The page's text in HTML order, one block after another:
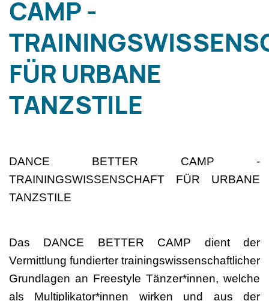
CAMP -
FÜR URBANE
TANZSTILE
DANCE BETTER CAMP -
TRAININGSWISSENSCHAFT FÜR URBANE
TANZSTILE
Das DANCE BETTER CAMP dient der
Vermittlung fundierter trainingswissenschaftlicher
Grundlagen an Freestyle Tänzer*innen, welche
als Multiplikator*innen wirken und aus der